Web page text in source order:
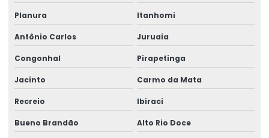
Planura Itanhomi
Antônio Carlos Juruaia
Congonhal Pirapetinga
Jacinto Carmo da Mata
Recreio Ibiraci
Bueno Brandão Alto Rio Doce